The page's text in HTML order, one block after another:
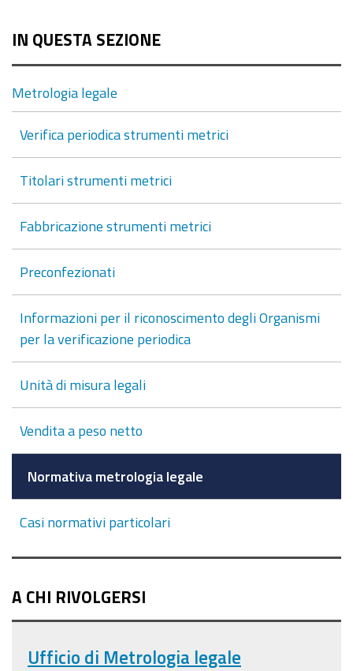
IN QUESTA SEZIONE
Metrologia legale
Verifica periodica strumenti metrici
Titolari strumenti metrici
Fabbricazione strumenti metrici
Preconfezionati
Informazioni per il riconoscimento degli Organismi
per la verificazione periodica
Unità di misura legali
Vendita a peso netto
Normativa metrologia legale
Casi normativi particolari
A CHI RIVOLGERSI
Ufficio di Metrologia legale